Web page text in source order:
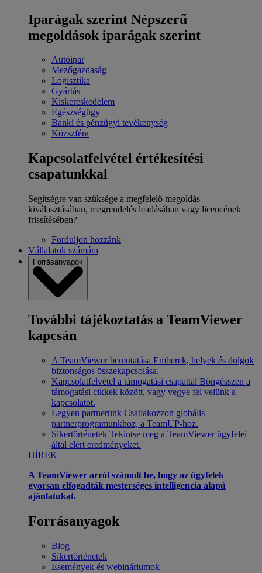
Iparágak szerint Népszerű
megoldások iparágak szerint
Autóipar
Mezőgazdaság
Logisztika
Gyártás
Kiskereskedelem
Egészségügy
Banki és pénzügyi tevékenység
Közszféra
Kapcsolatfelvétel értékesítési
csapatunkkal
Segítségre van szüksége a megfelelő megoldás
kiválasztásában, megrendelés leadásában vagy licencének
frissítésében?
Forduljon hozzánk
Vállalatok számára
Forrásanyagok
További tájékoztatás a TeamViewer
kapcsán
A TeamViewer bemutatása Emberek, helyek és dolgok
biztonságos összekapcsolása.
Kapcsolatfelvétel a támogatási csapattal Böngésszen a
támogatási cikkek között, vagy vegye fel velünk a
kapcsolatot.
Legyen partnerünk Csatlakozzon globális
partnerprogramunkhoz, a TeamUP-hoz.
Sikertörténetek Tekintse meg a TeamViewer ügyfelei
által elért eredményeket.
HÍREK
A TeamViewer arról számolt be, hogy az ügyfelek
gyorsan elfogadták mesterséges intelligencia alapú
ajánlatukat.
Forrásanyagok
Blog
Sikertörténetek
Események és webináriumok